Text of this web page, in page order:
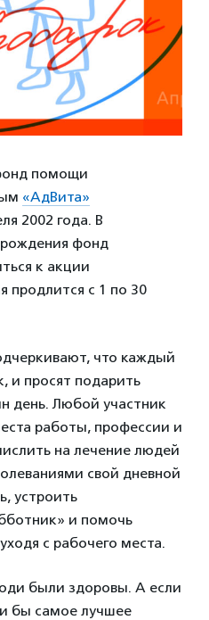
помощи
«АдВита»
2002 года. В
рождения фонд
к акции
продлится с 1 по 30
что каждый
и просят подарить
день. Любой участник
работы, профессии и
на лечение людей
свой дневной
устроить
и помочь
с рабочего места.
были здоровы. А если
бы самое лучшее